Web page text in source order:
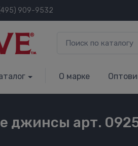
909-9532
О марке
джинсы арт.